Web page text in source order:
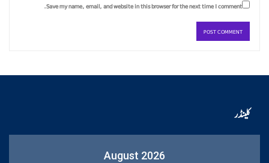
Save my name, email, and website in this browser for the next time I comment.
کلینڈر
August 2026